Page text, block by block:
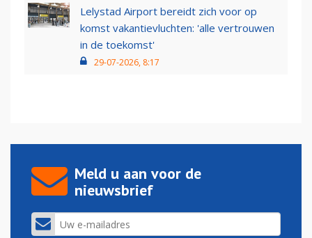
Lelystad Airport bereidt zich voor op
komst vakantievluchten: 'alle vertrouwen
in de toekomst'
29-07-2026, 8:17
Meld u aan voor de
nieuwsbrief